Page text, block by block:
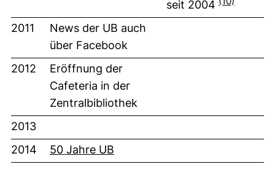
seit 2004
2011
News der UB auch
über Facebook
2012
Eröffnung der
Cafeteria in der
Zentralbibliothek
2013
2014
50 Jahre UB